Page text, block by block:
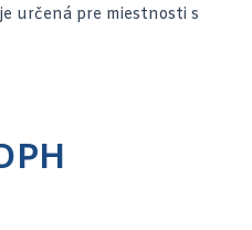
určená pre miestnosti s